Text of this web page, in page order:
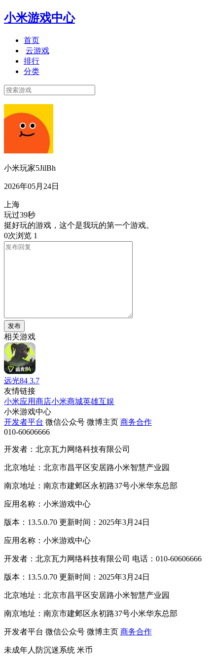
小米游戏中心
首页
云游戏
排行
分类
小米玩家5JilBh
2026年05月24日
上海
玩过39秒
挺好玩的游戏，这个是我玩的第一个游戏。
0次浏览 1
发布
相关游戏
远光84 3.7
友情链接
小米应用商店小米商城英雄互娱
小米游戏中心
开发者平台 微信公众号 微博主页 商务合作
010-60606666
开发者：北京瓦力网络科技有限公司
北京地址：北京市昌平区安居路小米智慧产业园
南京地址：南京市建邺区永初路37号小米华东总部
应用名称：小米游戏中心
版本：13.5.0.70 更新时间：2025年3月24日
应用名称：小米游戏中心
开发者：北京瓦力网络科技有限公司 电话：010-60606666
版本：13.5.0.70 更新时间：2025年3月24日
北京地址：北京市昌平区安居路小米智慧产业园
南京地址：南京市建邺区永初路37号小米华东总部
开发者平台 微信公众号 微博主页 商务合作
未成年人防沉迷系统 米币